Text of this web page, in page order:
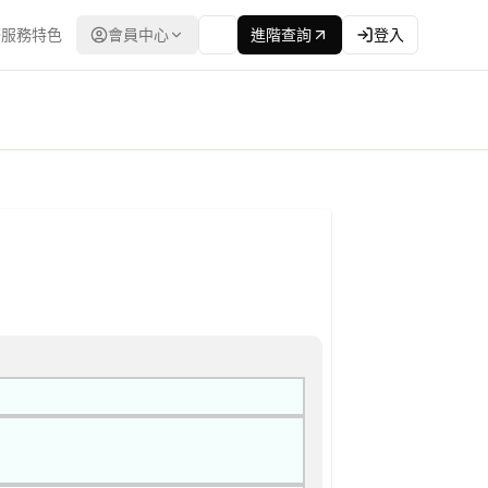
服務特色 會員中心 進階查詢 登入